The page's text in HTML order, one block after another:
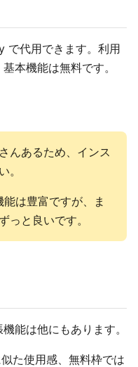
で代用できます。利用
本機能は無料です。
んあるため、インス
。
は豊富ですが、ま
っと良いです。
能は他にもあります。
た使用感、無料枠では